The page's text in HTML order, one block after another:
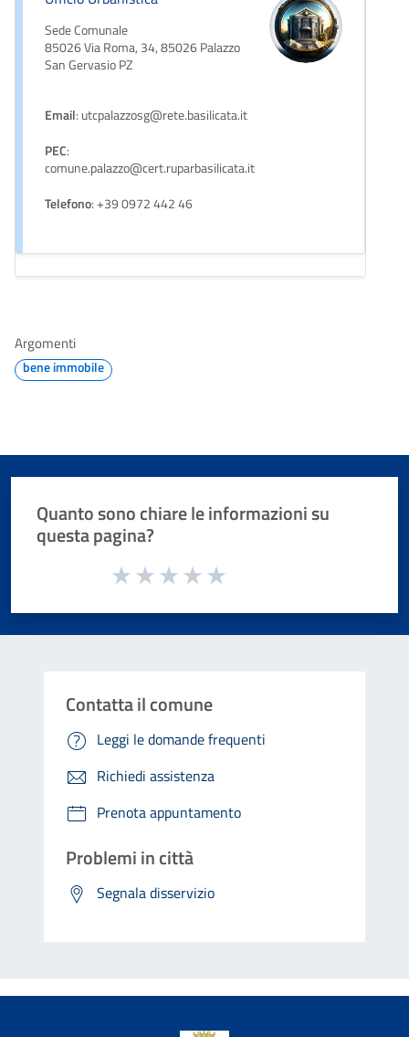
Sede Comunale
85026 Via Roma, 34, 85026 Palazzo
San Gervasio PZ
Email: utcpalazzosg@rete.basilicata.it
PEC:
comune.palazzo@cert.ruparbasilicata.it
Telefono: +39 0972 442 46
Argomenti
bene immobile
Quanto sono chiare le informazioni su
questa pagina?
Valuta da 1 a 5 stelle la pagina
Contatta il comune
Leggi le domande frequenti
Richiedi assistenza
Prenota appuntamento
Problemi in città
Segnala disservizio